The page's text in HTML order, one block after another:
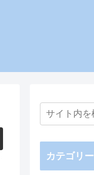
カテゴリー